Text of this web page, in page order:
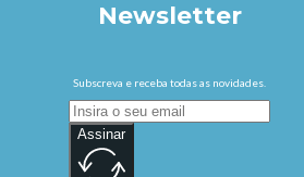
Newsletter
Subscreva e receba todas as novidades.
Assinar